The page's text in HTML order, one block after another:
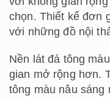
chọn. Thiết kế đơn
với những đồ nội
Nền lát đá tông
gian mở rộng hơn.
tông màu nâu sáng